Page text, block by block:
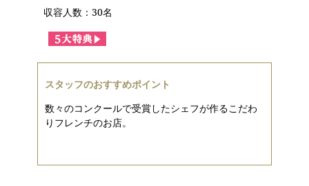
収容人数：30名
スタッフのおすすめポイント
数々のコンクールで受賞したシェフが作るこだわ
りフレンチのお店。